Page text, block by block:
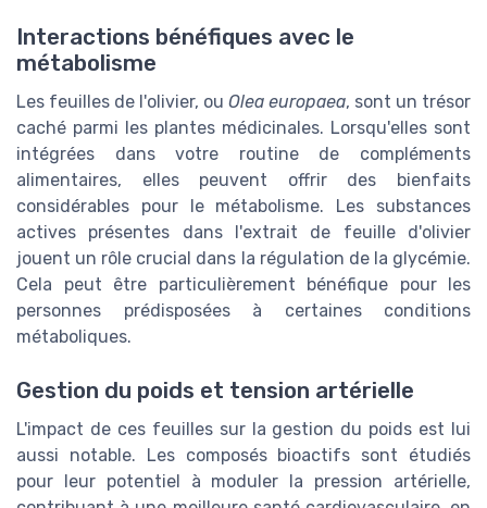
Interactions bénéfiques avec le
métabolisme
Les feuilles de l'olivier, ou Olea europaea, sont un trésor
caché parmi les plantes médicinales. Lorsqu'elles sont
intégrées dans votre routine de compléments
alimentaires, elles peuvent offrir des bienfaits
considérables pour le métabolisme. Les substances
actives présentes dans l'extrait de feuille d'olivier
jouent un rôle crucial dans la régulation de la glycémie.
Cela peut être particulièrement bénéfique pour les
personnes prédisposées à certaines conditions
métaboliques.
Gestion du poids et tension artérielle
L'impact de ces feuilles sur la gestion du poids est lui
aussi notable. Les composés bioactifs sont étudiés
pour leur potentiel à moduler la pression artérielle,